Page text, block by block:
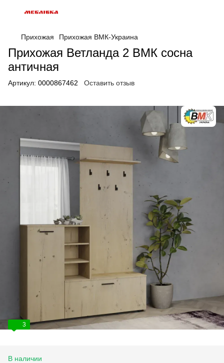
Прихожая Прихожая ВМК-Украина
Прихожая Ветланда 2 ВМК сосна
античная
Артикул: 0000867462 Оставить отзыв
3
В наличии